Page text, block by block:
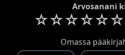
Arvosanani
☆☆☆☆☆☆
Omassa